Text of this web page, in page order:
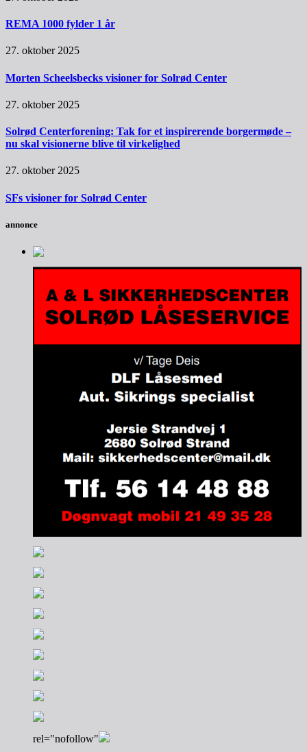
REMA 1000 fylder 1 år
27. oktober 2025
Morten Scheelsbecks visioner for Solrød Center
27. oktober 2025
Solrød Centerforening: Tak for et inspirerende borgermøde –
nu skal visionerne blive til virkelighed
27. oktober 2025
SFs visioner for Solrød Center
annonce
rel="nofollow"